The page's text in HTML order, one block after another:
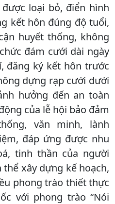
loại bỏ, điển hình
kết hôn đúng độ tuổi,
huyết thống, không
đám cưới dài ngày
đăng ký kết hôn trước
dựng rạp cưới dưới
hưởng đến an toàn
của lễ hội bảo đảm
văn minh, lành
đáp ứng được nhu
tinh thần của người
thể xây dựng kế hoạch,
phong trào thiết thực
với phong trào “Nói